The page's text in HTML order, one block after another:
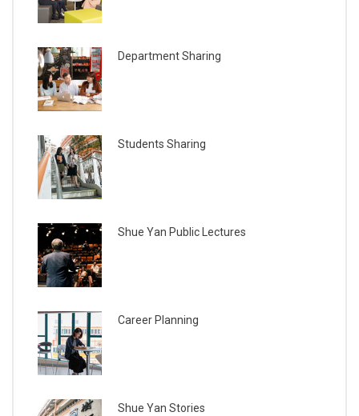
Department Sharing
Students Sharing
Shue Yan Public Lectures
Career Planning
Shue Yan Stories